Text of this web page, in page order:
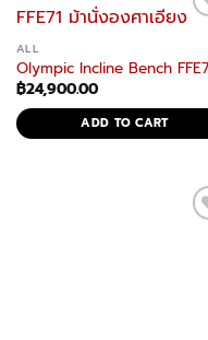
ALL
Olympic Incline Bench
฿24,900.00
ADD TO CART